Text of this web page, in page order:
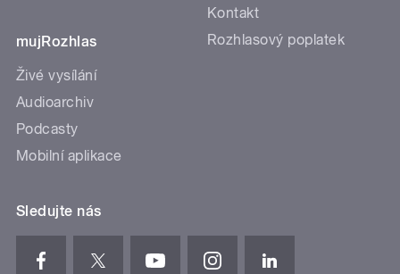
mujRozhlas
Živé vysílání
Audioarchiv
Podcasty
Mobilní aplikace
Kontakt
Rozhlasový poplatek
Sledujte nás